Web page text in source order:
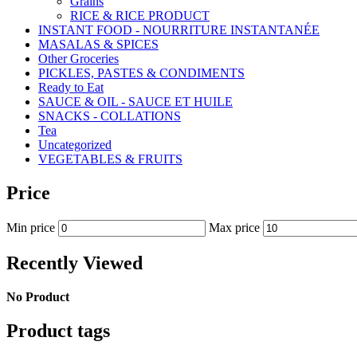
RICE & RICE PRODUCT
INSTANT FOOD - NOURRITURE INSTANTANÉE
MASALAS & SPICES
Other Groceries
PICKLES, PASTES & CONDIMENTS
Ready to Eat
SAUCE & OIL - SAUCE ET HUILE
SNACKS - COLLATIONS
Tea
Uncategorized
VEGETABLES & FRUITS
Price
Min price Max price
Recently Viewed
No Product
Product tags